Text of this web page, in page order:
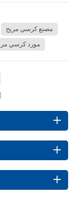
لتوفير تجربة
مصنع كرسي مريح
مورد كرسي